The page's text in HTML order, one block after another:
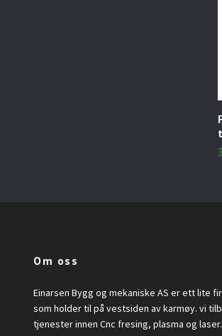
Om oss
Einarsen Bygg og mekaniske AS er ett lite
som holder til på vestsiden av karmøy. vi
tjenester innen Cnc fresing, plasma og laser.